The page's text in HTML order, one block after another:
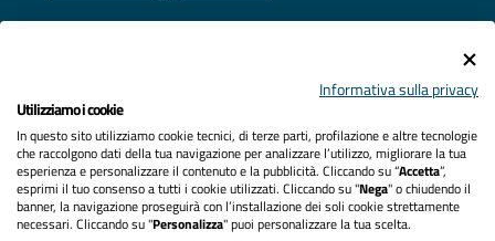
Privacy
Accessibilità
Note legali
Informativa sulla privacy
Utilizziamo i cookie
In questo sito utilizziamo cookie tecnici, di terze parti, profilazione e altre tecnologie
che raccolgono dati della tua navigazione per analizzare l’utilizzo, migliorare la tua
esperienza e personalizzare il contenuto e la pubblicità. Cliccando su “Accetta”,
esprimi il tuo consenso a tutti i cookie utilizzati. Cliccando su "Nega" o chiudendo il
banner, la navigazione proseguirà con l’installazione dei soli cookie strettamente
necessari. Cliccando su "Personalizza" puoi personalizzare la tua scelta.